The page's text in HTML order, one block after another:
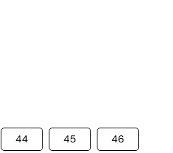
44 45 46